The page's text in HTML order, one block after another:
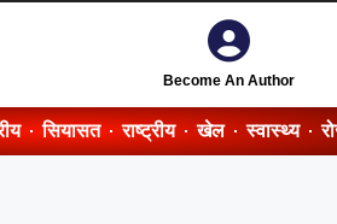
Become An Author
सियासत राष्ट्रीय खेल स्वास्थ्य